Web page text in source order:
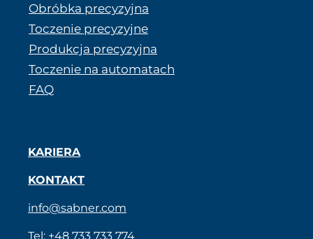
Obróbka precyzyjna
Toczenie precyzyjne
Produkcja precyzyjna
Toczenie na automatach
FAQ
KARIERA
KONTAKT
info@sabner.com
Tel: +48 733 733 774